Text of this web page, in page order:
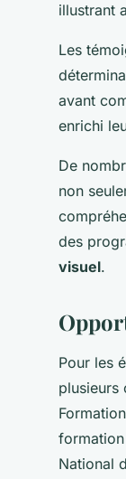
illustrant
Les
avant
enrichi
De
non
des
visuel.
Pour les
plusieurs
National